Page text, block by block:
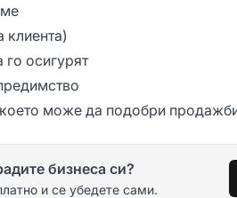
клиента)
го осигурят
може да подобри
бизнеса си?
и се убедете сами.